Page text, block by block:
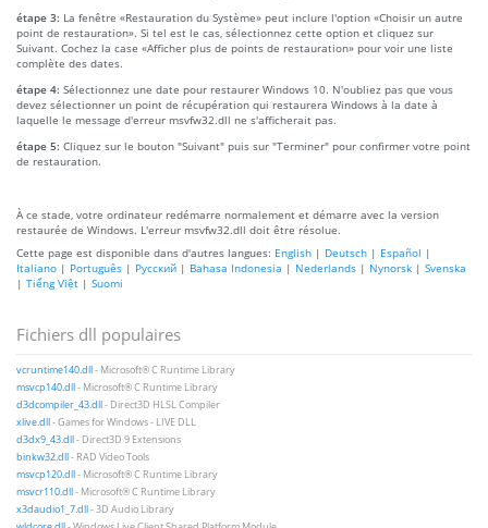
étape 3: La fenêtre «Restauration du Système» peut inclure l'option «Choisir un autre
point de restauration». Si tel est le cas, sélectionnez cette option et cliquez sur
Suivant. Cochez la case «Afficher plus de points de restauration» pour voir une liste
complète des dates.
étape 4: Sélectionnez une date pour restaurer Windows 10. N'oubliez pas que vous
devez sélectionner un point de récupération qui restaurera Windows à la date à
laquelle le message d'erreur msvfw32.dll ne s'afficherait pas.
étape 5: Cliquez sur le bouton "Suivant" puis sur "Terminer" pour confirmer votre point
de restauration.
À ce stade, votre ordinateur redémarre normalement et démarre avec la version
restaurée de Windows. L'erreur msvfw32.dll doit être résolue.
Cette page est disponible dans d'autres langues: English | Deutsch | Español |
Italiano | Português | Русский | Bahasa Indonesia | Nederlands | Nynorsk | Svenska
| Tiếng Việt | Suomi
Fichiers dll populaires
vcruntime140.dll- Microsoft® C Runtime Library
msvcp140.dll- Microsoft® C Runtime Library
d3dcompiler_43.dll- Direct3D HLSL Compiler
xlive.dll- Games for Windows - LIVE DLL
d3dx9_43.dll- Direct3D 9 Extensions
binkw32.dll- RAD Video Tools
msvcp120.dll- Microsoft® C Runtime Library
msvcr110.dll- Microsoft® C Runtime Library
x3daudio1_7.dll- 3D Audio Library